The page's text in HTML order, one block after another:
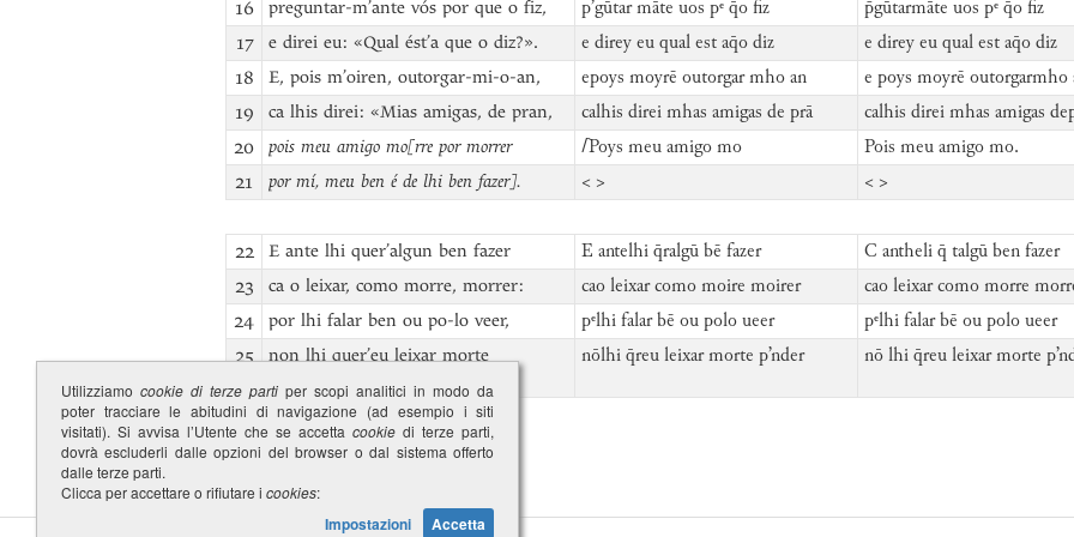
16 preguntar-m’ante vós por que o fiz, p’gūtar māte uos pᵉ q̄o fiz gūtarmāte uos pᵉ q̄o fiz
17 e direi eu: «Qual ést’a que o diz?». e direy eu qual est aq̄o diz e direy eu qual est aq̄o diz
18 E, pois m’oiren, outorgar-mi-o-an, epoys moyrē outorgar mho an e poys moyrē outorgarmho
19 ca lhis direi: «Mias amigas, de pran, calhis direi mhas amigas de prā calhis direi mhas amigas
20 pois meu amigo mo[rre por morrer ⌈Poys meu amigo mo Pois meu amigo mo.
21 por mí, meu ben é de lhi ben fazer]. < > < >
22 E ante lhi quer’algun ben fazer E antelhi q̄ralgū bē fazer C antheli q̄ talgū ben fazer
23 ca o leixar, como morre, morrer: cao leixar como moire moirer cao leixar como morre
24 por lhi falar ben ou po-lo veer, pᵉlhi falar bē ou polo ueer pᵉlhi falar bē ou polo ueer
25
non lhi quer’eu leixar morte
nōlhi q̄reu leixar morte p’nder nō lhi q̄reu leixar morte
Utilizziamocookie di terze parti per scopi analitici in modo da
poter tracciare le abitudini di navigazione (ad esempio i siti
visitati). Si avvisa l’Utente che se accettacookie di terze parti,
dovrà escluderli dalle opzioni del browser o dal sistema offerto
dalle terze parti.
Clicca per accettare o rifiutare i cookies:
Impostazioni Accetta